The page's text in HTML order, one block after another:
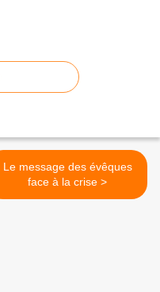
Le message des évêques
face à la crise >